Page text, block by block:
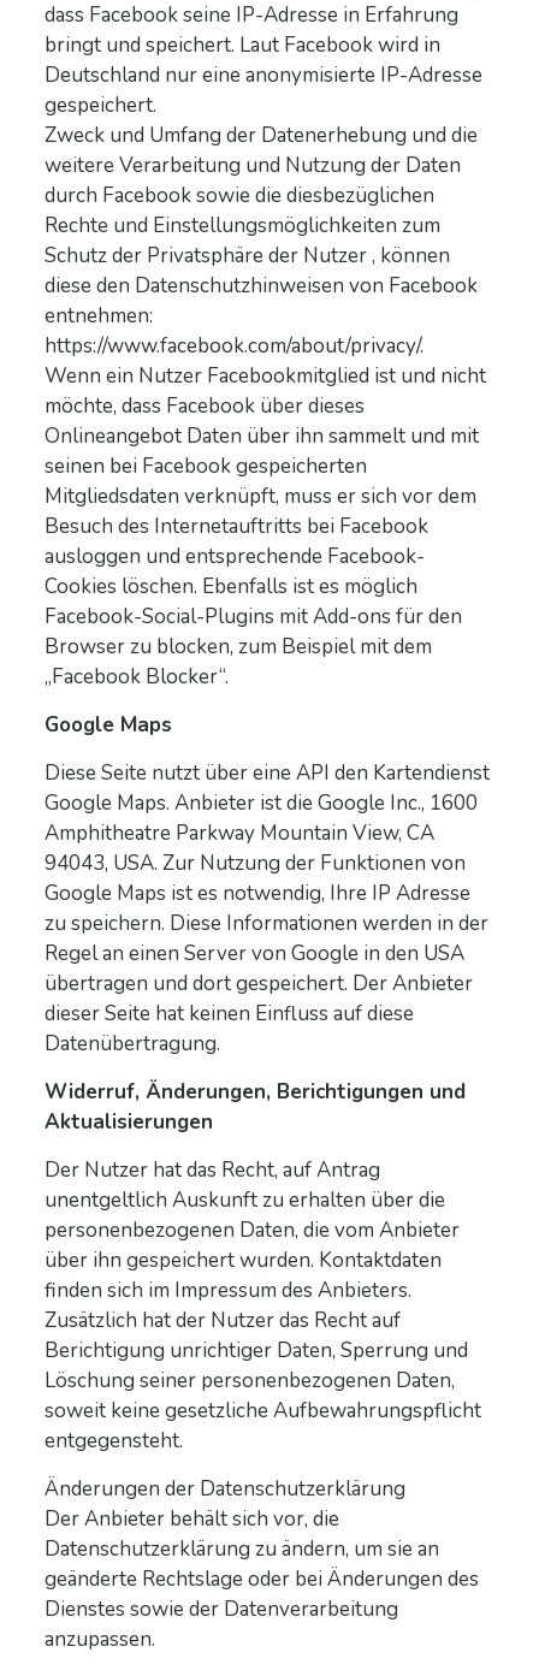
dass Facebook seine IP-Adresse in Erfahrung
bringt und speichert. Laut Facebook wird in
Deutschland nur eine anonymisierte IP-Adresse
gespeichert.
Zweck und Umfang der Datenerhebung und die
weitere Verarbeitung und Nutzung der Daten
durch Facebook sowie die diesbezüglichen
Rechte und Einstellungsmöglichkeiten zum
Schutz der Privatsphäre der Nutzer , können
diese den Datenschutzhinweisen von Facebook
entnehmen:
https://www.facebook.com/about/privacy/.
Wenn ein Nutzer Facebookmitglied ist und nicht
möchte, dass Facebook über dieses
Onlineangebot Daten über ihn sammelt und mit
seinen bei Facebook gespeicherten
Mitgliedsdaten verknüpft, muss er sich vor dem
Besuch des Internetauftritts bei Facebook
ausloggen und entsprechende Facebook-
Cookies löschen. Ebenfalls ist es möglich
Facebook-Social-Plugins mit Add-ons für den
Browser zu blocken, zum Beispiel mit dem
„Facebook Blocker“.
Google Maps
Diese Seite nutzt über eine API den Kartendienst
Google Maps. Anbieter ist die Google Inc., 1600
Amphitheatre Parkway Mountain View, CA
94043, USA. Zur Nutzung der Funktionen von
Google Maps ist es notwendig, Ihre IP Adresse
zu speichern. Diese Informationen werden in der
Regel an einen Server von Google in den USA
übertragen und dort gespeichert. Der Anbieter
dieser Seite hat keinen Einfluss auf diese
Datenübertragung.
Widerruf, Änderungen, Berichtigungen und
Aktualisierungen
Der Nutzer hat das Recht, auf Antrag
unentgeltlich Auskunft zu erhalten über die
personenbezogenen Daten, die vom Anbieter
über ihn gespeichert wurden. Kontaktdaten
finden sich im Impressum des Anbieters.
Zusätzlich hat der Nutzer das Recht auf
Berichtigung unrichtiger Daten, Sperrung und
Löschung seiner personenbezogenen Daten,
soweit keine gesetzliche Aufbewahrungspflicht
entgegensteht.
Änderungen der Datenschutzerklärung
Der Anbieter behält sich vor, die
Datenschutzerklärung zu ändern, um sie an
geänderte Rechtslage oder bei Änderungen des
Dienstes sowie der Datenverarbeitung
anzupassen.